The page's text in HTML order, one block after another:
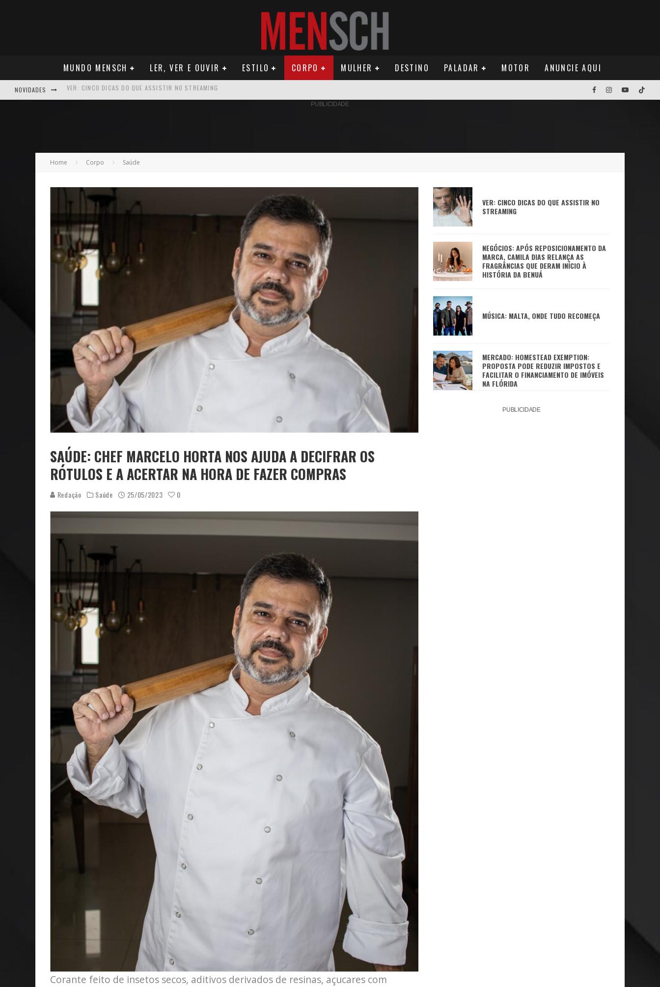
MUNDO MENSCH LER, VER E OUVIR ESTILO CORPO MULHER DESTINO PALADAR MOTOR ANUNCIE AQUI
NOVIDADES NEGÓCIOS: FÁBIO RUA, VICE-PRESIDENTE DA GM NA AMÉRICA DO SUL E SEU LEGADO
NEGÓCIOS: APÓS REPOSICIONAMENTO DA MARCA, CAMILA DIAS RELANÇA AS FRAGRÂNCIAS QUE DERAM INÍCIO À HISTÓRIA DA BENUÁ
MÚSICA: MALTA, ONDE TUDO RECOMEÇA
CARREIRA: NICHOLLAS MARSHELL: ENTRE ALGORITMOS E PROPÓSITO HUMANO
CAPA: O SUCESSO DE JOÃO VICTOR GONÇALVES COM SEU MAU MAU EM 'QUEM AMA CUIDA'
VER: CINCO DICAS DO QUE ASSISTIR NO STREAMING
PUBLICIDADE
Home Corpo Saúde
SAÚDE: CHEF MARCELO HORTA NOS AJUDA A DECIFRAR OS
RÓTULOS E A ACERTAR NA HORA DE FAZER COMPRAS
Redação Saúde 25/05/2023 0
Corante feito de insetos secos, aditivos derivados de resinas, açucares com
VER: CINCO DICAS DO QUE ASSISTIR NO
STREAMING
NEGÓCIOS: APÓS REPOSICIONAMENTO DA
MARCA, CAMILA DIAS RELANÇA AS
FRAGRÂNCIAS QUE DERAM INÍCIO À
HISTÓRIA DA BENUÁ
MÚSICA: MALTA, ONDE TUDO RECOMEÇA
MERCADO: HOMESTEAD EXEMPTION:
PROPOSTA PODE REDUZIR IMPOSTOS E
FACILITAR O FINANCIAMENTO DE IMÓVEIS
NA FLÓRIDA
PUBLICIDADE